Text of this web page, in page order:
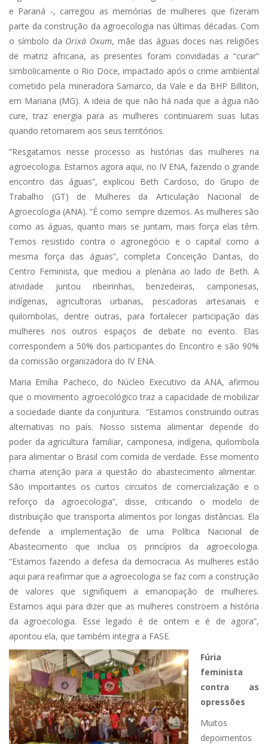
e Paraná -, carregou as memórias de mulheres que fizeram
parte da construção da agroecologia nas últimas décadas. Com
o símbolo da Orixá Oxum, mãe das águas doces nas religiões
de matriz africana, as presentes foram convidadas a “curar”
simbolicamente o Rio Doce, impactado após o crime ambiental
cometido pela mineradora Samarco, da Vale e da BHP Billiton,
em Mariana (MG). A ideia de que não há nada que a água não
cure, traz energia para as mulheres continuarem suas lutas
quando retornarem aos seus territórios.
“Resgatamos nesse processo as histórias das mulheres na
agroecologia. Estamos agora aqui, no IV ENA, fazendo o grande
encontro das águas”, explicou Beth Cardoso, do Grupo de
Trabalho (GT) de Mulheres da Articulação Nacional de
Agroecologia (ANA). “É como sempre dizemos. As mulheres são
como as águas, quanto mais se juntam, mais força elas têm.
Temos resistido contra o agronegócio e o capital como a
mesma força das águas”, completa Conceição Dantas, do
Centro Feminista, que mediou a plenária ao lado de Beth. A
atividade juntou ribeirinhas, benzedeiras, camponesas,
indígenas, agricultoras urbanas, pescadoras artesanais e
quilombolas, dentre outras, para fortalecer participação das
mulheres nos outros espaços de debate no evento. Elas
correspondem a 50% dos participantes do Encontro e são 90%
da comissão organizadora do IV ENA.
Maria Emília Pacheco, do Núcleo Executivo da ANA, afirmou
que o movimento agroecológico traz a capacidade de mobilizar
a sociedade diante da conjuntura. “Estamos construindo outras
alternativas no país. Nosso sistema alimentar depende do
poder da agricultura familiar, camponesa, indígena, quilombola
para alimentar o Brasil com comida de verdade. Esse momento
chama atenção para a questão do abastecimento alimentar.
São importantes os curtos circuitos de comercialização e o
reforço da agroecologia”, disse, criticando o modelo de
distribuição que transporta alimentos por longas distâncias. Ela
defende a implementação de uma Política Nacional de
Abastecimento que inclua os princípios da agroecologia.
“Estamos fazendo a defesa da democracia. As mulheres estão
aqui para reafirmar que a agroecologia se faz com a construção
de valores que signifiquem a emancipação de mulheres.
Estamos aqui para dizer que as mulheres constroem a história
da agroecologia. Esse legado é de ontem e é de agora”,
apontou ela, que também integra a FASE.
Fúria
feminista
contra as
opressões
Muitos
depoimentos